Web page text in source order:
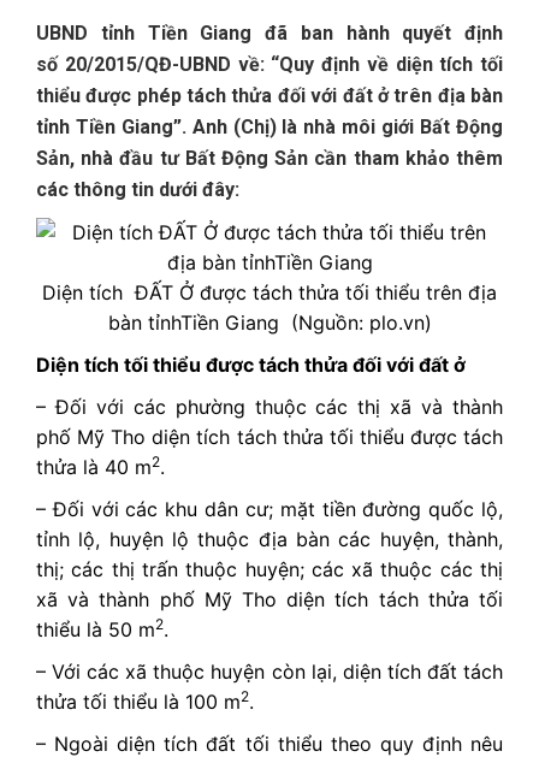
UBND tỉnh Tiền Giang đã ban hành quyết định
số 20/2015/QĐ-UBND về: “Quy định về diện tích tối
thiểu được phép tách thửa đối với đất ở trên địa bàn
tỉnh Tiền Giang”. Anh (Chị) là nhà môi giới Bất Động
Sản, nhà đầu tư Bất Động Sản cần tham khảo thêm
các thông tin dưới đây:
Diện tích ĐẤT Ở được tách thửa tối thiểu trên địa
bàn tỉnhTiền Giang (Nguồn: plo.vn)
Diện tích tối thiểu được tách thửa đối với đất ở
– Đối với các phường thuộc các thị xã và thành
phố Mỹ Tho diện tích tách thửa tối thiểu được tách
thửa là 40 m2.
– Đối với các khu dân cư; mặt tiền đường quốc lộ,
tỉnh lộ, huyện lộ thuộc địa bàn các huyện, thành,
thị; các thị trấn thuộc huyện; các xã thuộc các thị
xã và thành phố Mỹ Tho diện tích tách thửa tối
thiểu là 50 m2.
– Với các xã thuộc huyện còn lại, diện tích đất tách
thửa tối thiểu là 100 m2.
– Ngoài diện tích đất tối thiểu theo quy định nêu